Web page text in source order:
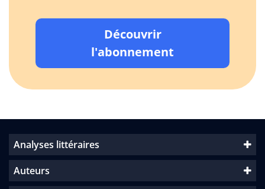
Découvrir
l'abonnement
Analyses littéraires
Auteurs